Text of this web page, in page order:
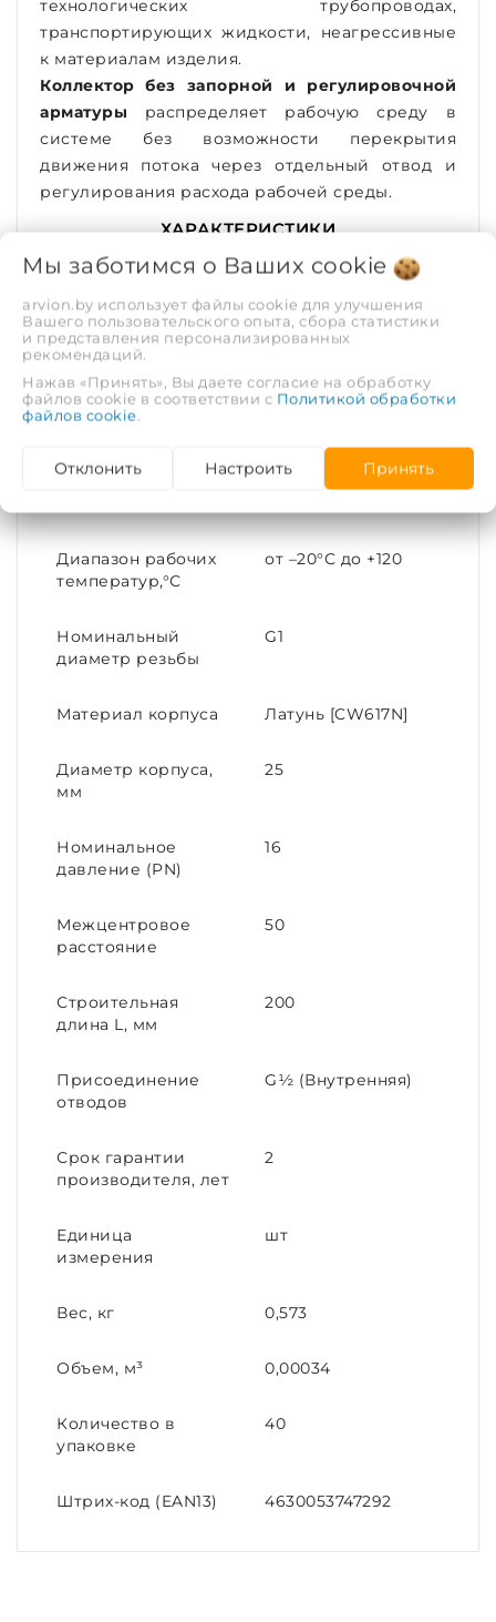
технологических трубопроводах,
транспортирующих жидкости, неагрессивные
к материалам изделия.
Коллектор без запорной и регулировочной
арматуры распределяет рабочую среду в
системе без возможности перекрытия
движения потока через отдельный отвод и
регулирования расхода рабочей среды.
ХАРАКТЕРИСТИКИ
МПа
Количество
Диапазон рабочих
температур,°С
от –20°С до +120
Номинальный
диаметр резьбы
G1
Материал корпуса Латунь [CW617N]
Диаметр корпуса,
мм
25
Номинальное
давление (PN)
16
Межцентровое
расстояние
50
Строительная
длина L, мм
200
Присоединение
отводов
G½ (Внутренняя)
Срок гарантии
производителя, лет
2
Единица
измерения
шт
Вес, кг 0,573
Объем, м³ 0,00034
Количество в
упаковке
40
Штрих-код (EAN13) 4630053747292
Мы заботимся о Ваших cookie
arvion.by использует файлы cookie для улучшения
Вашего пользовательского опыта, сбора статистики
и представления персонализированных
рекомендаций.
Нажав «Принять», Вы даете согласие на обработку
файлов cookie в соответствии с Политикой обработки
файлов cookie.
Отклонить Настроить Принять